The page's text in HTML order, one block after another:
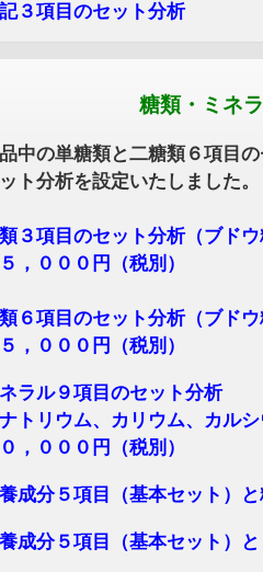
のセット分析 ３５
ネラルセット
と二糖類６項目のセッ
設定いたしました。
セット分析（ブドウ糖
０円（税別）
ット分析（ブドウ糖、
０円（税別）
項目のセット分析
カリウム、カルシウム
０円（税別）
目（基本セット）と
目（基本セット）とミ